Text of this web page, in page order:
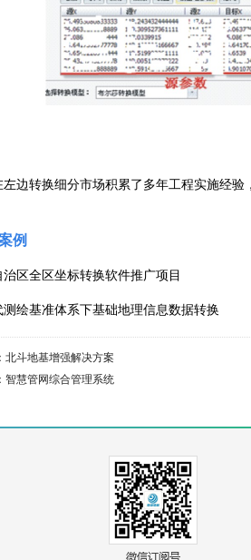
左边转换细分市场积累了多年工程实施经
例
区全区坐标转换软件推广项目
测绘基准体系下基础地理信息数据转换
北斗地基增强解决方案
智慧管网综合管理系统